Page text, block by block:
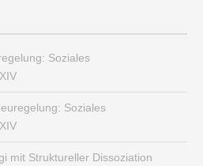
Soziales
Soziales
mit Struktureller Dissoziation